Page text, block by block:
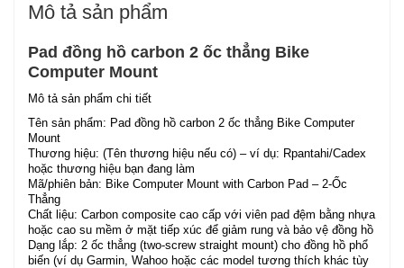
Mô tả sản phẩm
Pad đồng hồ carbon 2 ốc thẳng Bike
Computer Mount
Mô tả sản phẩm chi tiết
Tên sản phẩm: Pad đồng hồ carbon 2 ốc thẳng Bike Computer
Mount
Thương hiệu: (Tên thương hiệu nếu có) – ví dụ: Rpantahi/Cadex
hoặc thương hiệu bạn đang làm
Mã/phiên bản: Bike Computer Mount with Carbon Pad – 2-Ốc
Thẳng
Chất liệu: Carbon composite cao cấp với viên pad đệm bằng nhựa
hoặc cao su mềm ở mặt tiếp xúc để giảm rung và bảo vệ đồng hồ
Dạng lắp: 2 ốc thẳng (two-screw straight mount) cho đồng hồ phổ
biến (ví dụ Garmin, Wahoo hoặc các model tương thích khác tùy